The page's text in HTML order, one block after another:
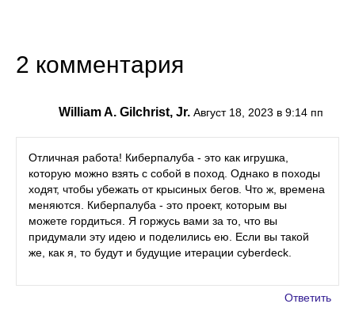
2 комментария
William A. Gilchrist, Jr. Август 18, 2023 в 9:14 пп
Отличная работа! Киберпалуба - это как игрушка,
которую можно взять с собой в поход. Однако в походы
ходят, чтобы убежать от крысиных бегов. Что ж, времена
меняются. Киберпалуба - это проект, которым вы
можете гордиться. Я горжусь вами за то, что вы
придумали эту идею и поделились ею. Если вы такой
же, как я, то будут и будущие итерации cyberdeck.
Ответить